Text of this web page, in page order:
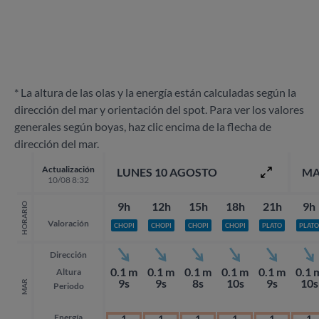
* La altura de las olas y la energía están calculadas según la
dirección del mar y orientación del spot. Para ver los valores
generales según boyas, haz clic encima de la flecha de
dirección del mar.
Actualización
10/08 8:32
HORARIO Valoración
MAR
Dirección
Altura
Periodo
LUNES 10 AGOSTO
9h
CHOPI
0.1 m
9s
12h
CHOPI
0.1 m
9s
15h
CHOPI
0.1 m
8s
18h
CHOPI
0.1 m
10s
21h
PLATO
0.1 m
9s
9h
PLATO
0.1
10s